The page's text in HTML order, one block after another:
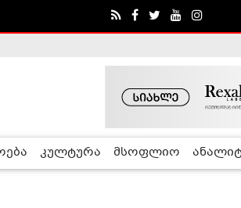
კულტურა მსოფლიო